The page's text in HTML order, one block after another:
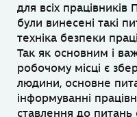
для всіх
були винесені такі
техніка безпеки
Так як основним і
робочому місці є
людини, основне
інформуванні
ставлення до питань